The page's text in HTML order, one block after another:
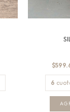
6